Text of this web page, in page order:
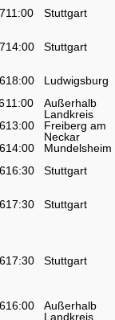
11:00 Stuttgart
14:00 Stuttgart
18:00
Ludwigsburg
11:00
Außerhalb
Landkreis
13:00
Freiberg am
Neckar
14:00
Mundelsheim
16:30 Stuttgart
17:30 Stuttgart
17:30 Stuttgart
16:00
Außerhalb
Landkreis